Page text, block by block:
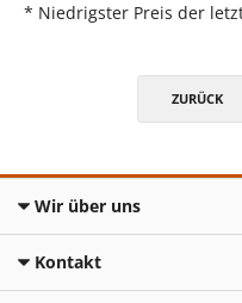
* Niedrigster Preis der
ZURÜCK
Wir über uns
Kontakt